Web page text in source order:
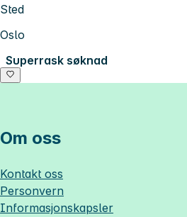
Sted
Oslo
Superrask søknad
Om oss
Kontakt oss
Personvern
Informasjonskapsler